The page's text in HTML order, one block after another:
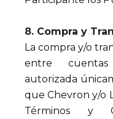
8. Compra y
La compra y/o
entre
autorizada
que Chevron y/o
Términos y